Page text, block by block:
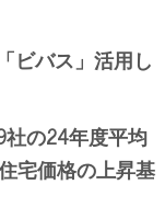
ビバス」活用し
社の24年度平均
宅価格の上昇基